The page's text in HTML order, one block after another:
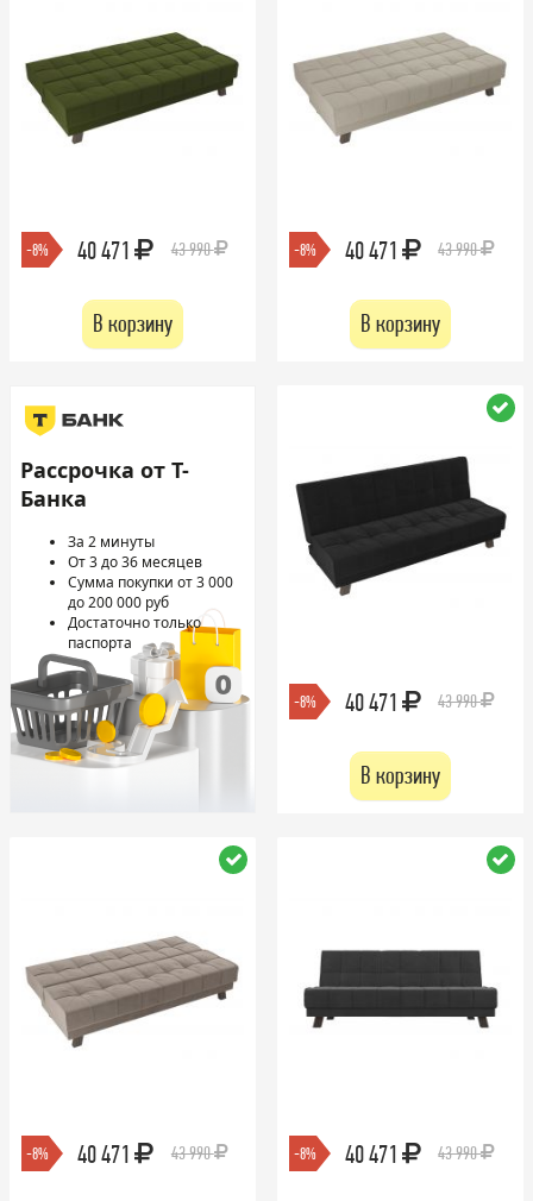
-8% 40 471 43 990
В корзину
-8% 40 471 43 990
В корзину
Рассрочка от Т-
Банка
За 2 минуты
От 3 до 36 месяцев
Сумма покупки от 3 000
до 200 000 руб
Достаточно только
паспорта
-8% 40 471 43 990
В корзину
-8% 40 471 43 990 -8% 40 471 43 990